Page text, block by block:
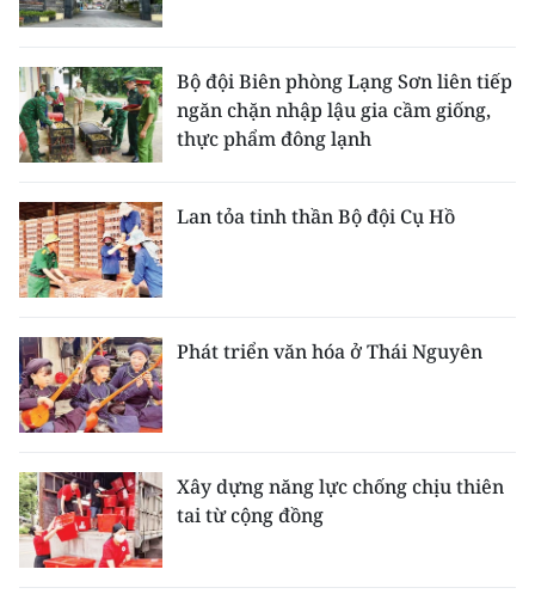
Bộ đội Biên phòng Lạng Sơn liên tiếp
ngăn chặn nhập lậu gia cầm giống,
thực phẩm đông lạnh
Lan tỏa tinh thần Bộ đội Cụ Hồ
Phát triển văn hóa ở Thái Nguyên
Xây dựng năng lực chống chịu thiên
tai từ cộng đồng